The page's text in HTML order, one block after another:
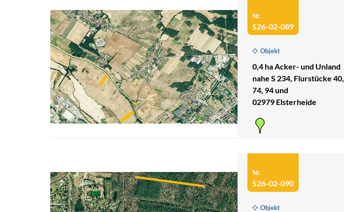
Nr.
S26-02-089
Objekt
0,4 ha Acker- und Unland
nahe S 234, Flurstücke 40,
74, 94 und
02979 Elsterheide
Nr.
S26-02-090
Objekt